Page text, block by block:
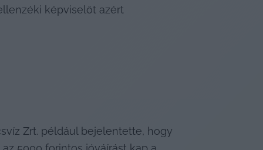
képviselőt azért
Zrt. például bejelentette, hogy